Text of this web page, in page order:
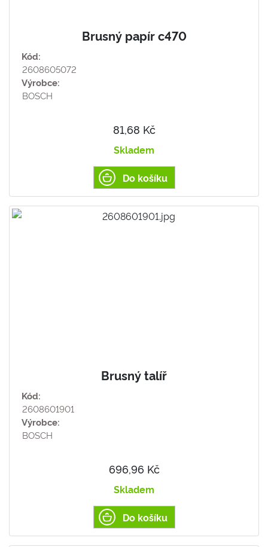
Brusný papír c470
Kód:
2608605072
Výrobce:
BOSCH
81,68 Kč
Skladem
Do košíku
Brusný talíř
Kód:
2608601901
Výrobce:
BOSCH
696,96 Kč
Skladem
Do košíku